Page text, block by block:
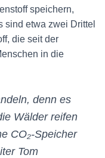
speichern,
sind etwa zwei Drittel
die seit der
in die
denn es
Wälder reifen
CO₂-Speicher
Tom